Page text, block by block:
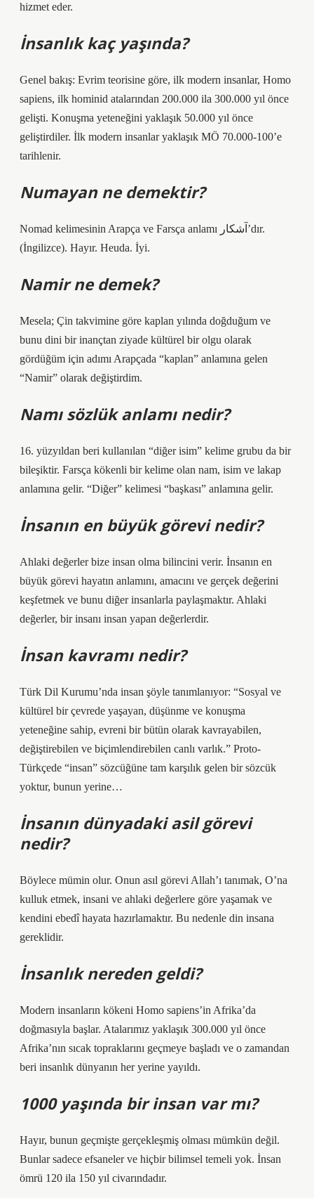
hizmet eder.
İnsanlık kaç yaşında?
Genel bakış: Evrim teorisine göre, ilk modern insanlar, Homo
sapiens, ilk hominid atalarından 200.000 ila 300.000 yıl önce
gelişti. Konuşma yeteneğini yaklaşık 50.000 yıl önce
geliştirdiler. İlk modern insanlar yaklaşık MÖ 70.000-100’e
tarihlenir.
Numayan ne demektir?
Nomad kelimesinin Arapça ve Farsça anlamı آشکار’dır.
(İngilizce). Hayır. Heuda. İyi.
Namir ne demek?
Mesela; Çin takvimine göre kaplan yılında doğduğum ve
bunu dini bir inançtan ziyade kültürel bir olgu olarak
gördüğüm için adımı Arapçada “kaplan” anlamına gelen
“Namir” olarak değiştirdim.
Namı sözlük anlamı nedir?
16. yüzyıldan beri kullanılan “diğer isim” kelime grubu da bir
bileşiktir. Farsça kökenli bir kelime olan nam, isim ve lakap
anlamına gelir. “Diğer” kelimesi “başkası” anlamına gelir.
İnsanın en büyük görevi nedir?
Ahlaki değerler bize insan olma bilincini verir. İnsanın en
büyük görevi hayatın anlamını, amacını ve gerçek değerini
keşfetmek ve bunu diğer insanlarla paylaşmaktır. Ahlaki
değerler, bir insanı insan yapan değerlerdir.
İnsan kavramı nedir?
Türk Dil Kurumu’nda insan şöyle tanımlanıyor: “Sosyal ve
kültürel bir çevrede yaşayan, düşünme ve konuşma
yeteneğine sahip, evreni bir bütün olarak kavrayabilen,
değiştirebilen ve biçimlendirebilen canlı varlık.” Proto-
Türkçede “insan” sözcüğüne tam karşılık gelen bir sözcük
yoktur, bunun yerine…
İnsanın dünyadaki asil görevi
nedir?
Böylece mümin olur. Onun asıl görevi Allah’ı tanımak, O’na
kulluk etmek, insani ve ahlaki değerlere göre yaşamak ve
kendini ebedî hayata hazırlamaktır. Bu nedenle din insana
gereklidir.
İnsanlık nereden geldi?
Modern insanların kökeni Homo sapiens’in Afrika’da
doğmasıyla başlar. Atalarımız yaklaşık 300.000 yıl önce
Afrika’nın sıcak topraklarını geçmeye başladı ve o zamandan
beri insanlık dünyanın her yerine yayıldı.
1000 yaşında bir insan var mı?
Hayır, bunun geçmişte gerçekleşmiş olması mümkün değil.
Bunlar sadece efsaneler ve hiçbir bilimsel temeli yok. İnsan
ömrü 120 ila 150 yıl civarındadır.